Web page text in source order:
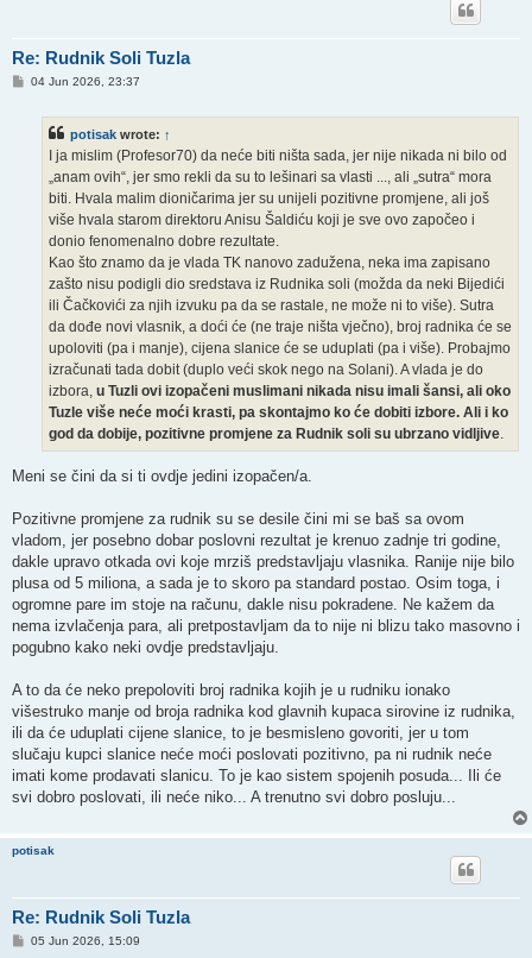
Re: Rudnik Soli Tuzla
P04 Jun 2026, 23:37
potisak wrote: ↑
I ja mislim (Profesor70) da neće biti ništa sada, jer nije nikada ni bilo od
„anam ovih“, jer smo rekli da su to lešinari sa vlasti ..., ali „sutra“ mora
biti. Hvala malim dioničarima jer su unijeli pozitivne promjene, ali još
više hvala starom direktoru Anisu Šaldiću koji je sve ovo započeo i
donio fenomenalno dobre rezultate.
Kao što znamo da je vlada TK nanovo zadužena, neka ima zapisano
zašto nisu podigli dio sredstava iz Rudnika soli (možda da neki Bijedići
ili Čačkovići za njih izvuku pa da se rastale, ne može ni to više). Sutra
da dođe novi vlasnik, a doći će (ne traje ništa vječno), broj radnika će se
upoloviti (pa i manje), cijena slanice će se uduplati (pa i više). Probajmo
izračunati tada dobit (duplo veći skok nego na Solani). A vlada je do
izbora, u Tuzli ovi izopačeni muslimani nikada nisu imali šansi, ali oko
Tuzle više neće moći krasti, pa skontajmo ko će dobiti izbore. Ali i ko
god da dobije, pozitivne promjene za Rudnik soli su ubrzano vidljive.
Meni se čini da si ti ovdje jedini izopačen/a.
Pozitivne promjene za rudnik su se desile čini mi se baš sa ovom
vladom, jer posebno dobar poslovni rezultat je krenuo zadnje tri godine,
dakle upravo otkada ovi koje mrziš predstavljaju vlasnika. Ranije nije bilo
plusa od 5 miliona, a sada je to skoro pa standard postao. Osim toga, i
ogromne pare im stoje na računu, dakle nisu pokradene. Ne kažem da
nema izvlačenja para, ali pretpostavljam da to nije ni blizu tako masovno i
pogubno kako neki ovdje predstavljaju.
A to da će neko prepoloviti broj radnika kojih je u rudniku ionako
višestruko manje od broja radnika kod glavnih kupaca sirovine iz rudnika,
ili da će uduplati cijene slanice, to je besmisleno govoriti, jer u tom
slučaju kupci slanice neće moći poslovati pozitivno, pa ni rudnik neće
imati kome prodavati slanicu. To je kao sistem spojenih posuda... Ili će
svi dobro poslovati, ili neće niko... A trenutno svi dobro posluju...
potisak
Re: Rudnik Soli Tuzla
P05 Jun 2026, 15:09